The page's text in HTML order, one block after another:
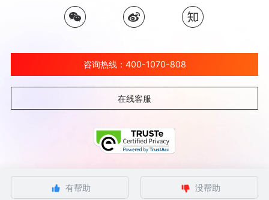
有帮助 没帮助
咨询热线：400-1070-808
在线客服
©北京金山云网络技术有限公司 2026 Ksyun All Rights Reserved Kingsoft Corp.